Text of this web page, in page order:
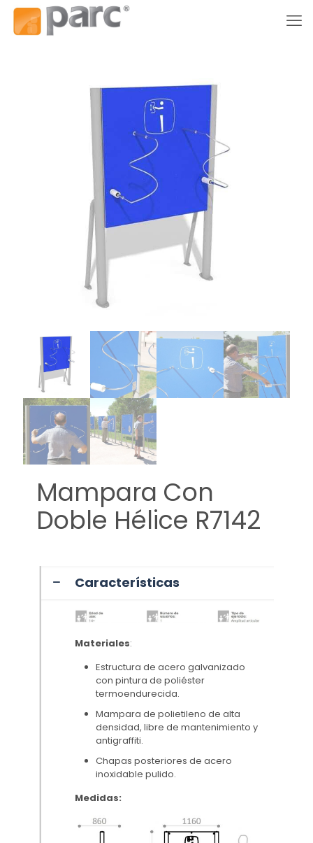
Mampara Con
Doble Hélice R7142
Características
Materiales:
Estructura de acero galvanizado
con pintura de poliéster
termoendurecida.
Mampara de polietileno de alta
densidad, libre de mantenimiento y
antigraffiti.
Chapas posteriores de acero
inoxidable pulido.
Medidas: